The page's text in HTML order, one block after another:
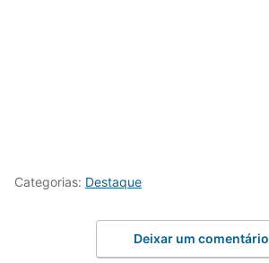
Categorias: Destaque
Deixar um comentário